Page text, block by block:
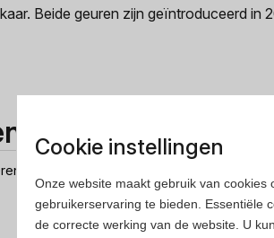
Beide geuren zijn geïntroduceerd in
parfum
Cookie instellingen
Onze website maakt gebruik van cookies
gebruikerservaring te bieden. Essentiële
de correcte werking van de website. U